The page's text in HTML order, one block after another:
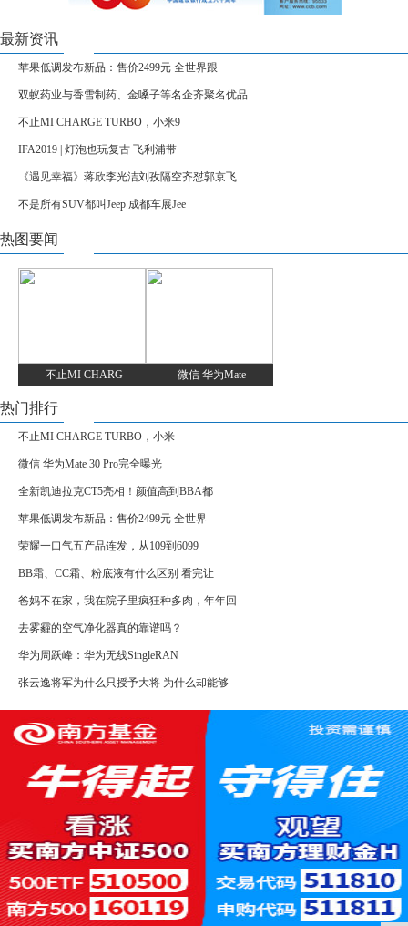
最新资讯
苹果低调发布新品：售价2499元 全世界跟
双蚁药业与香雪制药、金嗓子等名企齐聚名优品
不止MI CHARGE TURBO，小米9
IFA2019 | 灯泡也玩复古 飞利浦带
《遇见幸福》蒋欣李光洁刘孜隔空齐怼郭京飞
不是所有SUV都叫Jeep 成都车展Jee
热图要闻
不止MI CHARG 微信 华为Mate
热门排行
不止MI CHARGE TURBO，小米
微信 华为Mate 30 Pro完全曝光
全新凯迪拉克CT5亮相！颜值高到BBA都
苹果低调发布新品：售价2499元 全世界
荣耀一口气五产品连发，从109到6099
BB霜、CC霜、粉底液有什么区别 看完让
爸妈不在家，我在院子里疯狂种多肉，年年回
去雾霾的空气净化器真的靠谱吗？
华为周跃峰：华为无线SingleRAN
张云逸将军为什么只授予大将 为什么却能够